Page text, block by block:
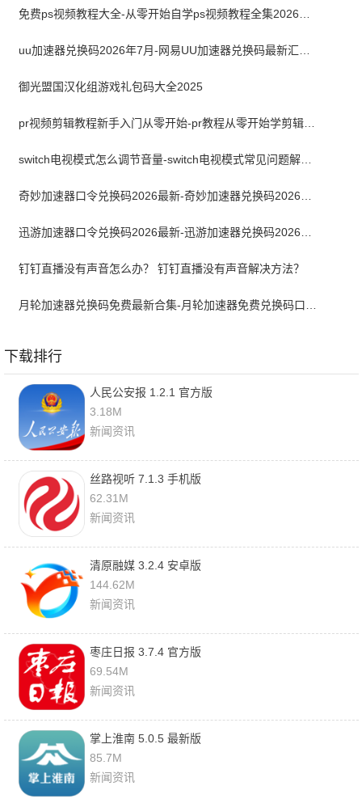
御光盟国汉化组游戏礼包码大全2025
pr视频剪辑教程新手入门从零开始-pr教程从零开始学剪辑全集免费
switch电视模式怎么调节音量-switch电视模式常见问题解决方案
钉钉直播没有声音怎么办？ 钉钉直播没有声音解决方法？
下载排行
人民公安报 1.2.1 官方版
3.18M
新闻资讯
丝路视听 7.1.3 手机版
62.31M
新闻资讯
清原融媒 3.2.4 安卓版
144.62M
新闻资讯
枣庄日报 3.7.4 官方版
69.54M
新闻资讯
掌上淮南 5.0.5 最新版
85.7M
新闻资讯